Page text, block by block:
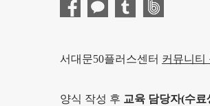
서대문50플러스센터 커뮤니티
양식 작성 후 교육 담당자(수